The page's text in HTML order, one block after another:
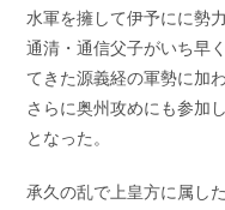
水軍を擁して伊予にに勢
通清・通信父子がいち早
てきた源義経の軍勢に加
さらに奥州攻めにも参加
となった。
承久の乱で上皇方に属し